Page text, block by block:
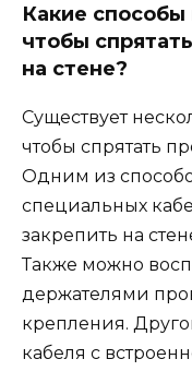
Какие
чтобы
на стене?
Существует
чтобы спрятать
Одним из
специальных
закрепить на
Также можно
держателями
крепления.
кабеля с